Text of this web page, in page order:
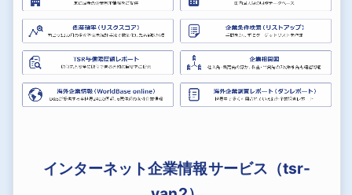
インターネット企業情報サービス（tsr-